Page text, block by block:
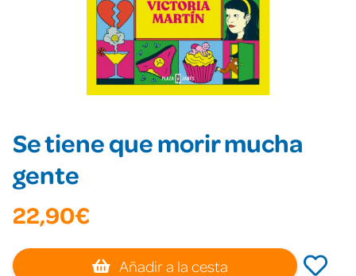
Se tiene que morir mucha
gente
22,90€
Añadir a la cesta